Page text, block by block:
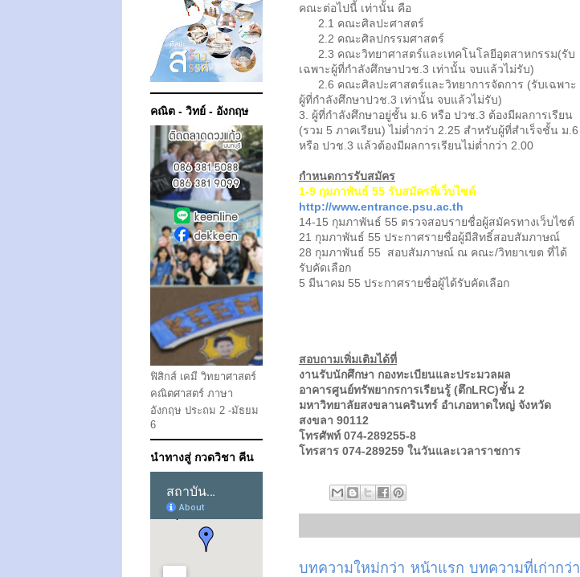
คณะต่อไปนี้ เท่านั้น คือ
2.1 คณะศิลปะศาสตร์
2.2 คณะศิลปกรรมศาสตร์
2.3 คณะวิทยาศาสตร์และเทคโนโลยีอุตสาหกรรม(รับ
เฉพาะผู้ที่กำลังศึกษาปวช.3 เท่านั้น จบแล้วไม่รับ)
2.6 คณะศิลปะศาสตร์และวิทยาการจัดการ (รับเฉพาะ
ผู้ที่กำลังศึกษาปวช.3 เท่านั้น จบแล้วไม่รับ)
3. ผู้ที่กำลังศึกษาอยู่ชั้น ม.6 หรือ ปวช.3 ต้องมีผลการเรียน
(รวม 5 ภาคเรียน) ไม่ต่ำกว่า 2.25 สำหรับผู้ที่สำเร็จชั้น ม.6
หรือ ปวช.3 แล้วต้องมีผลการเรียนไม่ต่ำกว่า 2.00
กำหนดการรับสมัคร
1-9 กุมภาพันธ์ 55 รับสมัครที่เว็บไซต์
http://www.entrance.psu.ac.th
14-15 กุมภาพันธ์ 55 ตรวจสอบรายชื่อผู้สมัครทางเว็บไซต์
21 กุมภาพันธ์ 55 ประกาศรายชื่อผู้มีสิทธิ์สอบสัมภาษณ์
28 กุมภาพันธ์ 55 สอบสัมภาษณ์ ณ คณะ/วิทยาเขต ที่ได้
รับคัดเลือก
5 มีนาคม 55 ประกาศรายชื่อผู้ได้รับคัดเลือก
สอบถามเพิ่มเติมได้ที่
งานรับนักศึกษา กองทะเบียนและประมวลผล
อาคารศูนย์ทรัพยากรการเรียนรู้ (ตึกLRC)ชั้น 2
มหาวิทยาลัยสงขลานครินทร์ อำเภอหาดใหญ่ จังหวัด
สงขลา 90112
โทรศัพท์ 074-289255-8
โทรสาร 074-289259 ในวันและเวลาราชการ
บทความใหม่กว่า บทความที่เก่ากว่า
หน้าแรก
คณิต - วิทย์ - อังกฤษ
ฟิสิกส์ เคมี วิทยาศาสตร์
คณิตศาสตร์ ภาษา
อังกฤษ ประถม 2 -มัธยม
6
นำทางสู่ กวดวิชา คีน